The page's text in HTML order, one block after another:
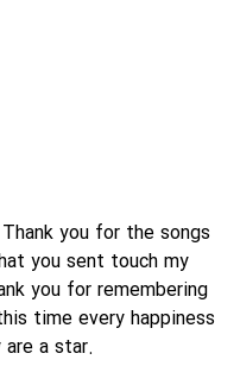
you for the songs
you sent touch my
you for remembering
time every happiness
a star.